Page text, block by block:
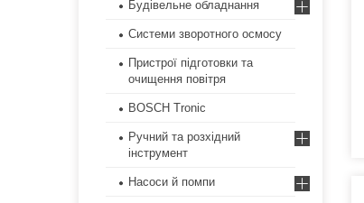
Будівельне обладнання
Системи зворотного осмосу
Пристрої підготовки та
очищення повітря
BOSCH Tronic
Ручний та розхідний
інструмент
Насоси й помпи